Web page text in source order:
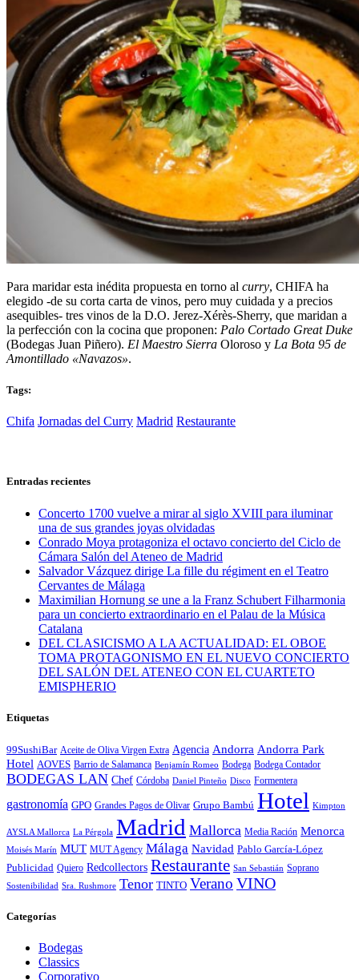
Para maridar esta inédita propuesta en torno al curry, CHIFA ha
elegido -de su corta carta de vinos, pero muy cuidada y a precios
asequibles- tres vinos de la D.O. Jerez-Xérès-Sherry, que maridan a
la perfección con la cocina que proponen: Palo Cortado Great Duke
(Bodegas Juan Piñero). El Maestro Sierra Oloroso y La Bota 95 de
Amontillado «Navazos».
Tags:
Chifa Jornadas del Curry Madrid Restaurante
Entradas recientes
Concerto 1700 vuelve a mirar al siglo XVIII para iluminar
una de sus grandes joyas olvidadas
Conrado Moya protagoniza el octavo concierto del Ciclo de
Cámara Salón del Ateneo de Madrid
Salvador Vázquez dirige La fille du régiment en el Teatro
Cervantes de Málaga
Maximilian Hornung se une a la Franz Schubert Filharmonia
para un concierto extraordinario en el Palau de la Música
Catalana
DEL CLASICISMO A LA ACTUALIDAD: EL OBOE
TOMA PROTAGONISMO EN EL NUEVO CONCIERTO
DEL SALÓN DEL ATENEO CON EL CUARTETO
EMISPHERIO
Etiquetas
99SushiBar Aceite de Oliva Virgen Extra Agencia Andorra Andorra Park
Hotel AOVES Barrio de Salamanca Benjamín Romeo Bodega Bodega Contador
BODEGAS LAN Chef Córdoba Daniel Pinteño Disco Formentera
gastronomía GPO Grandes Pagos de Olivar Grupo Bambú Hotel Kimpton
AYSLA Mallorca La Pérgola Madrid Mallorca Media Ración Menorca
Moisés Marín MUT MUT Agency Málaga Navidad Pablo García-López
Publicidad Quiero Redcollectors Restaurante San Sebastián Soprano
Sostenibilidad Sra. Rushmore Tenor TINTO Verano VINO
Categorías
Bodegas
Classics
Corporativo